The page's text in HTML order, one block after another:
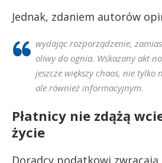
Jednak, zdaniem autorów
wydając rozporządzenie,
oliwy do ognia. Wskazany akt
jeszcze większy chaos, nie
ale również informacyjnym.
Płatnicy nie zdążą
życie
Doradcy podatkowi zwracają